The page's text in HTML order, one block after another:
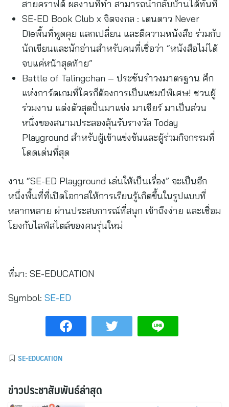
สายคราฟต์ ผลงานที่ทำ สามารถนำกลับบ้านได้ทันที
SE-ED Book Club x จิตจงกล : เดนดาว Never
Dieพื้นที่พูดคุย แลกเปลี่ยน และตีความหนังสือ ร่วมกับ
นักเขียนและนักอ่านสำหรับคนที่เชื่อว่า “หนังสือไม่ได้
จบแค่หน้าสุดท้าย”
Battle of Talingchan – ประชันรำวงมาตรฐาน ศึก
แห่งการ์ดเกมที่ใครก็ต้องการเป็นแชมป์พิเศษ! ชวนผู้
ร่วมงาน แต่งตัวสุดปั่นมาแข่ง มาเชียร์ มาเป็นส่วน
หนึ่งของสนามประลองลุ้นรับรางวัล Today
Playground สำหรับผู้เข้าแข่งขันและผู้ร่วมกิจกรรมที่
โดดเด่นที่สุด
งาน “SE-ED Playground เล่นให้เป็นเรื่อง” จะเป็นอีก
หนึ่งพื้นที่ที่เปิดโอกาสให้การเรียนรู้เกิดขึ้นในรูปแบบที่
หลากหลาย ผ่านประสบการณ์ที่สนุก เข้าถึงง่าย และเชื่อม
โยงกับไลฟ์สไตล์ของคนรุ่นใหม่
ที่มา: SE-EDUCATION
Symbol: SE-ED
SE-EDUCATION
ข่าวประชาสัมพันธ์ล่าสุด